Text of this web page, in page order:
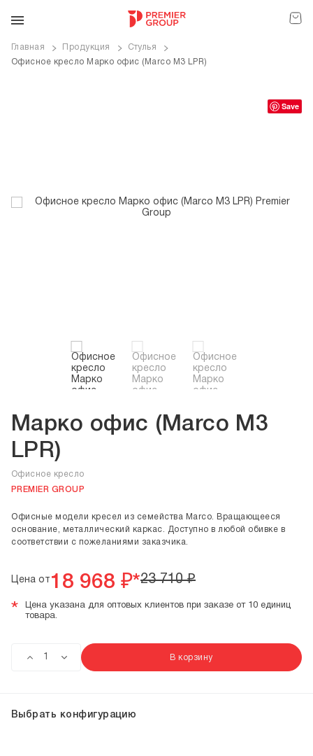
Главная Продукция
Стулья
Офисное кресло Марко офис (Marco M3 LPR)
Save
Марко офис (Marco M3
LPR)
Офисное кресло
PREMIER GROUP
Офисные модели кресел из семейства Marco. Вращающееся
основание, металлический каркас. Доступно в любой обивке в
соответствии с пожеланиями заказчика.
Цена от 18 968 ₽*23 710₽
*
Цена указана для оптовых клиентов при заказе от 10 единиц
товара.
В корзину
Выбрать конфигурацию